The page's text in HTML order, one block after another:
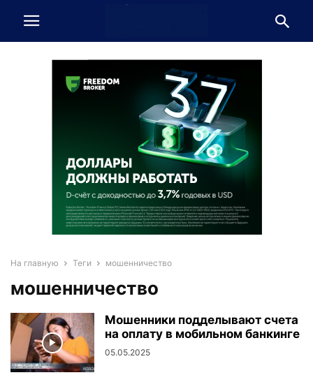
На главную Теги мошенничество
мошенничество
Мошенники подделывают счета
на оплату в мобильном банкинге
05.05.2025